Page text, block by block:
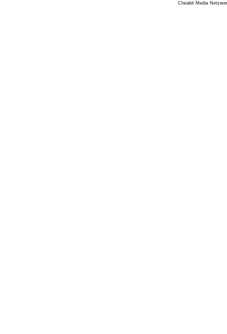
Cheabit Media